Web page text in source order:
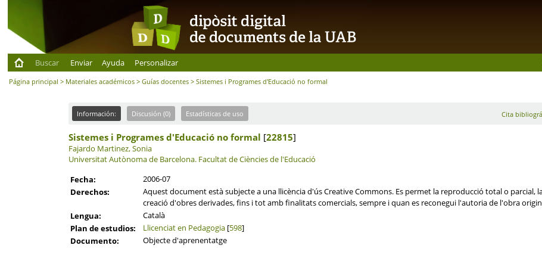
Buscar
Enviar Ayuda Personalizar
Página principal > Materiales académicos >Guías docentes > Sistemes i Programes d'Educació no formal
Información: Discusión (0) Estadísticas de uso Cita
Sistemes i Programes d'Educació no formal [22815]
Fajardo Martinez, Sonia
Universitat Autònoma de Barcelona. Facultat de Ciències de l'Educació
Fecha:
2006-07
Derechos:
Aquest document està subjecte a una llicència d'ús Creative Commons. Es permet la reproducció total o parcial,
creació d'obres derivades, fins i tot amb finalitats comercials, sempre i quan es reconegui l'autoria de l'obra
Lengua:
Català
Plan de estudios:
Llicenciat en Pedagogia[598]
Documento:
Objecte d'aprenentatge